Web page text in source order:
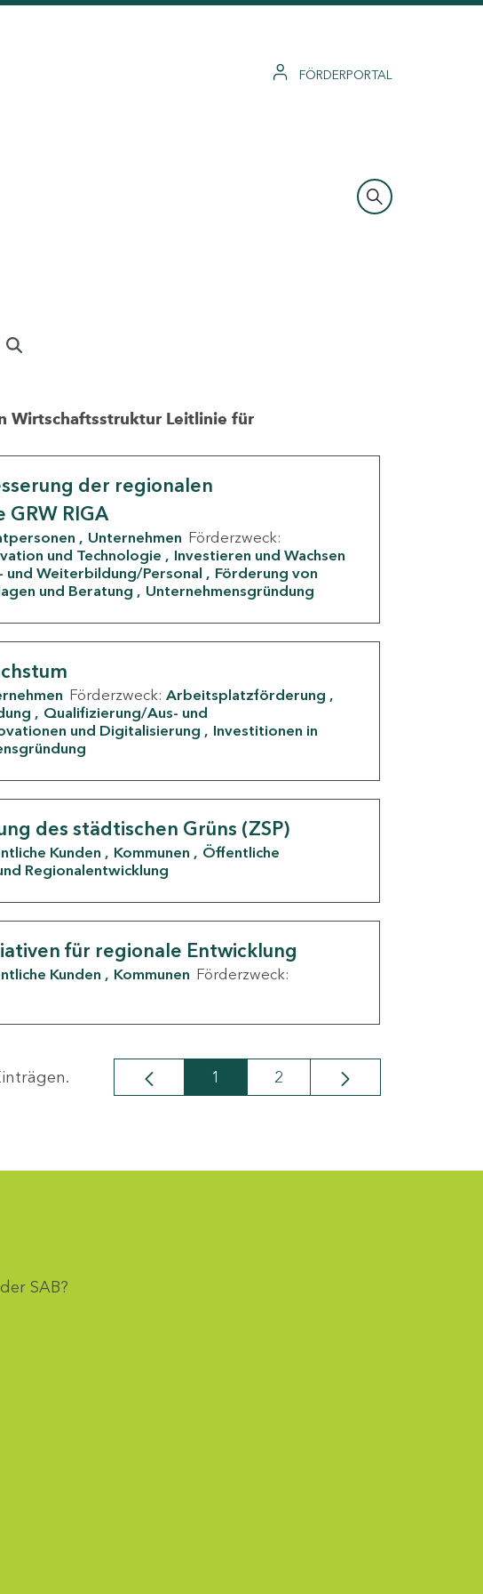
FÖRDERPORTAL
Wirtschaftsstruktur Leitlinie für
der regionalen
RIGA
Unternehmen Förderzweck:
und Technologie
Investieren und Wachsen
und Weiterbildung/Personal
Förderung von
und Beratung Unternehmensgründung
Förderzweck: Arbeitsplatzförderung
Qualifizierung/Aus- und
und Digitalisierung
Investitionen in
des städtischen Grüns (ZSP)
Kunden Kommunen
Öffentliche
Regionalentwicklung
für regionale Entwicklung
Kunden Kommunen Förderzweck:
Seite
1 Seite
2
SAB?